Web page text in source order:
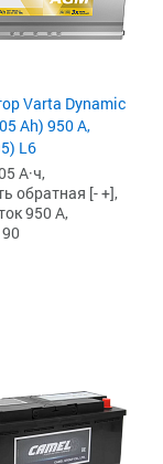
Varta Dynamic
Ah) 950 А,
L6
А·ч,
обратная [- +],
950 А,